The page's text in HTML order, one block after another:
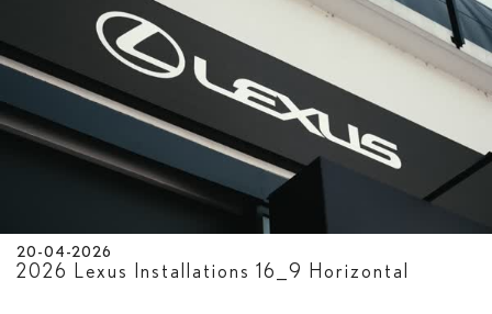
20-04-2026
2026 Lexus Installations 16_9 Horizontal